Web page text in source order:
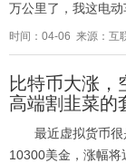
万公里了，我这电
时间：04-06 来源：互
比特币大涨，
高端割韭菜的
最近虚拟货币
10300美金，涨幅